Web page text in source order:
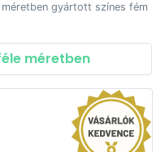
gyártott színes fém
méretben